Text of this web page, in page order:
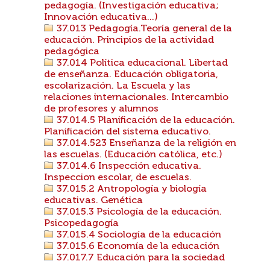
pedagogía. (Investigación educativa;
Innovación educativa...)
37.013 Pedagogía.Teoría general de la
educación. Principios de la actividad
pedagógica
37.014 Política educacional. Libertad
de enseñanza. Educación obligatoria,
escolarización. La Escuela y las
relaciones internacionales. Intercambio
de profesores y alumnos
37.014.5 Planificación de la educación.
Planificación del sistema educativo.
37.014.523 Enseñanza de la religión en
las escuelas. (Educación católica, etc.)
37.014.6 Inspección educativa.
Inspeccion escolar, de escuelas.
37.015.2 Antropología y biología
educativas. Genética
37.015.3 Psicología de la educación.
Psicopedagogía
37.015.4 Sociología de la educación
37.015.6 Economía de la educación
37.017.7 Educación para la sociedad